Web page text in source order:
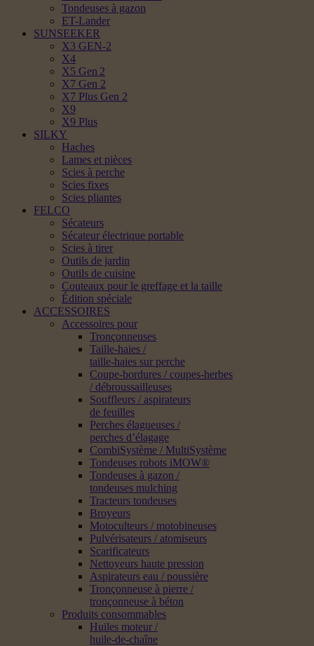
Tondeuses à gazon
ET-Lander
SUNSEEKER
X3 GEN-2
X4
X5 Gen 2
X7 Gen 2
X7 Plus Gen 2
X9
X9 Plus
SILKY
Haches
Lames et pièces
Scies à perche
Scies fixes
Scies pliantes
FELCO
Sécateurs
Sécateur électrique portable
Scies à tirer
Outils de jardin
Outils de cuisine
Couteaux pour le greffage et la taille
Édition spéciale
ACCESSOIRES
Accessoires pour
Tronçonneuses
Taille-haies /
taille-haies sur perche
Coupe-bordures / coupes-herbes
/ débroussailleuses
Souffleurs / aspirateurs
de feuilles
Perches élagueuses /
perches d’élagage
CombiSystème / MultiSystème
Tondeuses robots iMOW®
Tondeuses à gazon /
tondeuses mulching
Tracteurs tondeuses
Broyeurs
Motoculteurs / motobineuses
Pulvérisateurs / atomiseurs
Scarificateurs
Nettoyeurs haute pression
Aspirateurs eau / poussière
Tronçonneuse à pierre /
tronçonneuse à béton
Produits consommables
Huiles moteur /
huile-de-chaîne